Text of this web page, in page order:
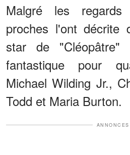
Malgré les regards
proches l'ont décrite
star de
fantastique pour
Michael Wilding Jr.,
Todd et Maria Burton.
ANNONCES